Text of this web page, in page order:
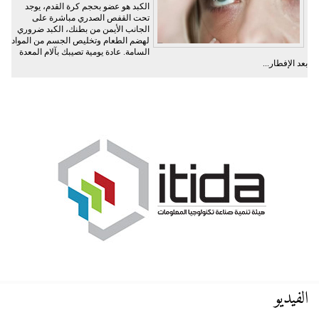
الكبد هو عضو بحجم كرة القدم، يوجد
تحت القفص الصدري مباشرة على
الجانب الأيمن من بطنك، الكبد ضروري
لهضم الطعام وتخليص الجسم من المواد
السامة. عادة يومية تصيبك بآلام المعدة
بعد الإفطار...
الفيديو